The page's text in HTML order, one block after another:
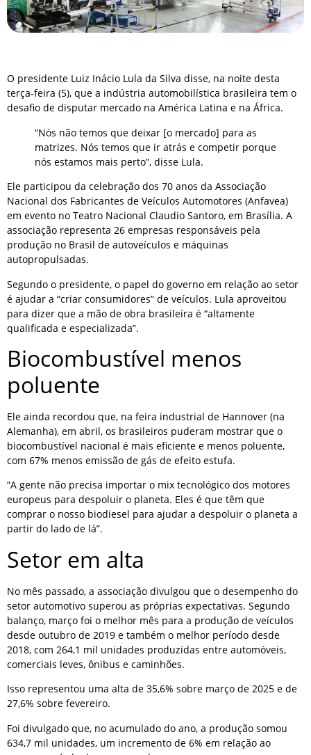
O presidente Luiz Inácio Lula da Silva disse, na noite desta
terça-feira (5), que a indústria automobilística brasileira tem o
desafio de disputar mercado na América Latina e na África.
“Nós não temos que deixar [o mercado] para as
matrizes. Nós temos que ir atrás e competir porque
nós estamos mais perto”, disse Lula.
Ele participou da celebração dos 70 anos da Associação
Nacional dos Fabricantes de Veículos Automotores (Anfavea)
em evento no Teatro Nacional Claudio Santoro, em Brasília. A
associação representa 26 empresas responsáveis pela
produção no Brasil de autoveículos e máquinas
autopropulsadas.
Segundo o presidente, o papel do governo em relação ao setor
é ajudar a “criar consumidores” de veículos. Lula aproveitou
para dizer que a mão de obra brasileira é “altamente
qualificada e especializada”.
Biocombustível menos
poluente
Ele ainda recordou que, na feira industrial de Hannover (na
Alemanha), em abril, os brasileiros puderam mostrar que o
biocombustível nacional é mais eficiente e menos poluente,
com 67% menos emissão de gás de efeito estufa.
“A gente não precisa importar o mix tecnológico dos motores
europeus para despoluir o planeta. Eles é que têm que
comprar o nosso biodiesel para ajudar a despoluir o planeta a
partir do lado de lá”.
Setor em alta
No mês passado, a associação divulgou que o desempenho do
setor automotivo superou as próprias expectativas. Segundo
balanço, março foi o melhor mês para a produção de veículos
desde outubro de 2019 e também o melhor período desde
2018, com 264,1 mil unidades produzidas entre automóveis,
comerciais leves, ônibus e caminhões.
Isso representou uma alta de 35,6% sobre março de 2025 e de
27,6% sobre fevereiro.
Foi divulgado que, no acumulado do ano, a produção somou
634,7 mil unidades, um incremento de 6% em relação ao